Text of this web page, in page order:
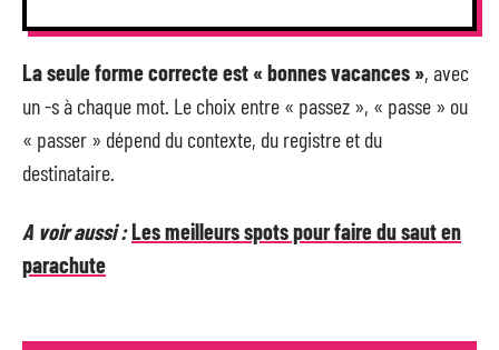
La seule forme correcte est « bonnes vacances », avec
un -s à chaque mot. Le choix entre « passez », « passe » ou
« passer » dépend du contexte, du registre et du
destinataire.
A voir aussi :Les meilleurs spots pour faire du saut en
parachute